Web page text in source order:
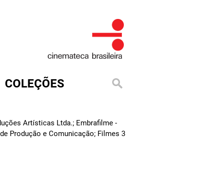
COLEÇÕES
Artísticas Ltda.; Embrafilme -
Produção e Comunicação; Filmes 3